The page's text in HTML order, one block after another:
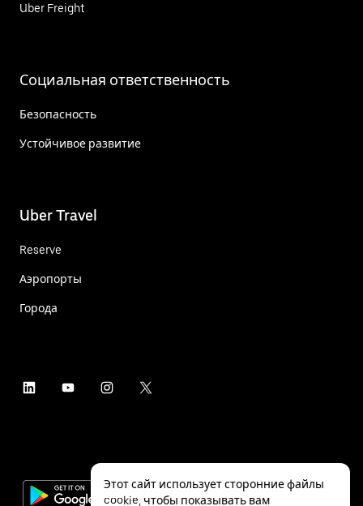
Uber Freight
Социальная ответственность
Безопасность
Устойчивое развитие
Uber Travel
Reserve
Аэропорты
Города
Этот сайт использует сторонние файлы
cookie, чтобы показывать вам